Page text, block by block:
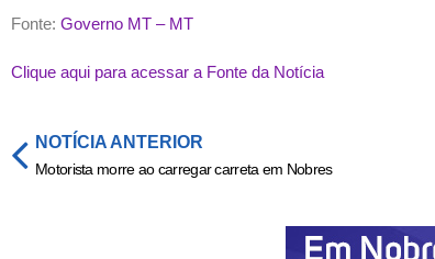
Fonte: Governo MT – MT
Clique aqui para acessar a Fonte da Notícia
NOTÍCIA ANTERIOR
Motorista morre ao carregar carreta em Nobres